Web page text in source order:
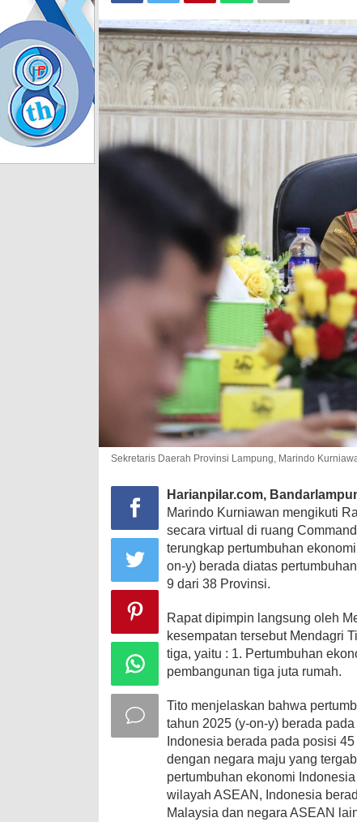
Sekretaris Daerah Provinsi Lampung, Marindo
Harianpilar.com,
Marindo Kurniawan mengikuti
secara virtual di ruang
terungkap pertumbuhan
on-y) berada diatas
9 dari 38 Provinsi.
Rapat dipimpin langsung oleh
kesempatan tersebut Mendagri
tiga, yaitu : 1. Pertumbuhan
pembangunan tiga juta rumah.
Tito menjelaskan bahwa
tahun 2025 (y-on-y) berada
Indonesia berada pada posisi
dengan negara maju yang
pertumbuhan ekonomi
wilayah ASEAN, Indonesia
Malaysia dan negara ASEAN